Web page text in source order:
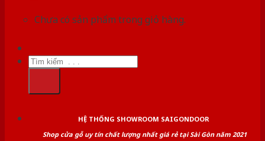
Chưa có sản phẩm trong giỏ hàng.
Tìm
kiếm:
HỆ THỐNG SHOWROOM SAIGONDOOR
Shop cửa gỗ uy tín chất lượng nhất giá rẻ tại Sài Gòn năm 2021